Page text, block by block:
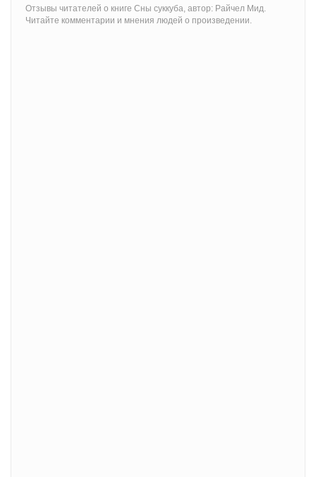
Отзывы читателей о книге Сны суккуба, автор: Райчел Мид.
Читайте комментарии и мнения людей о произведении.